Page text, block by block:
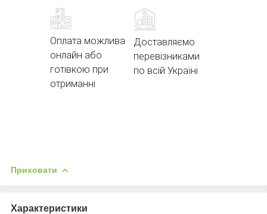
Оплата можлива
онлайн або
готівкою при
отриманні
Доставляємо
перевізниками
по всій Україні
Приховати
Характеристики